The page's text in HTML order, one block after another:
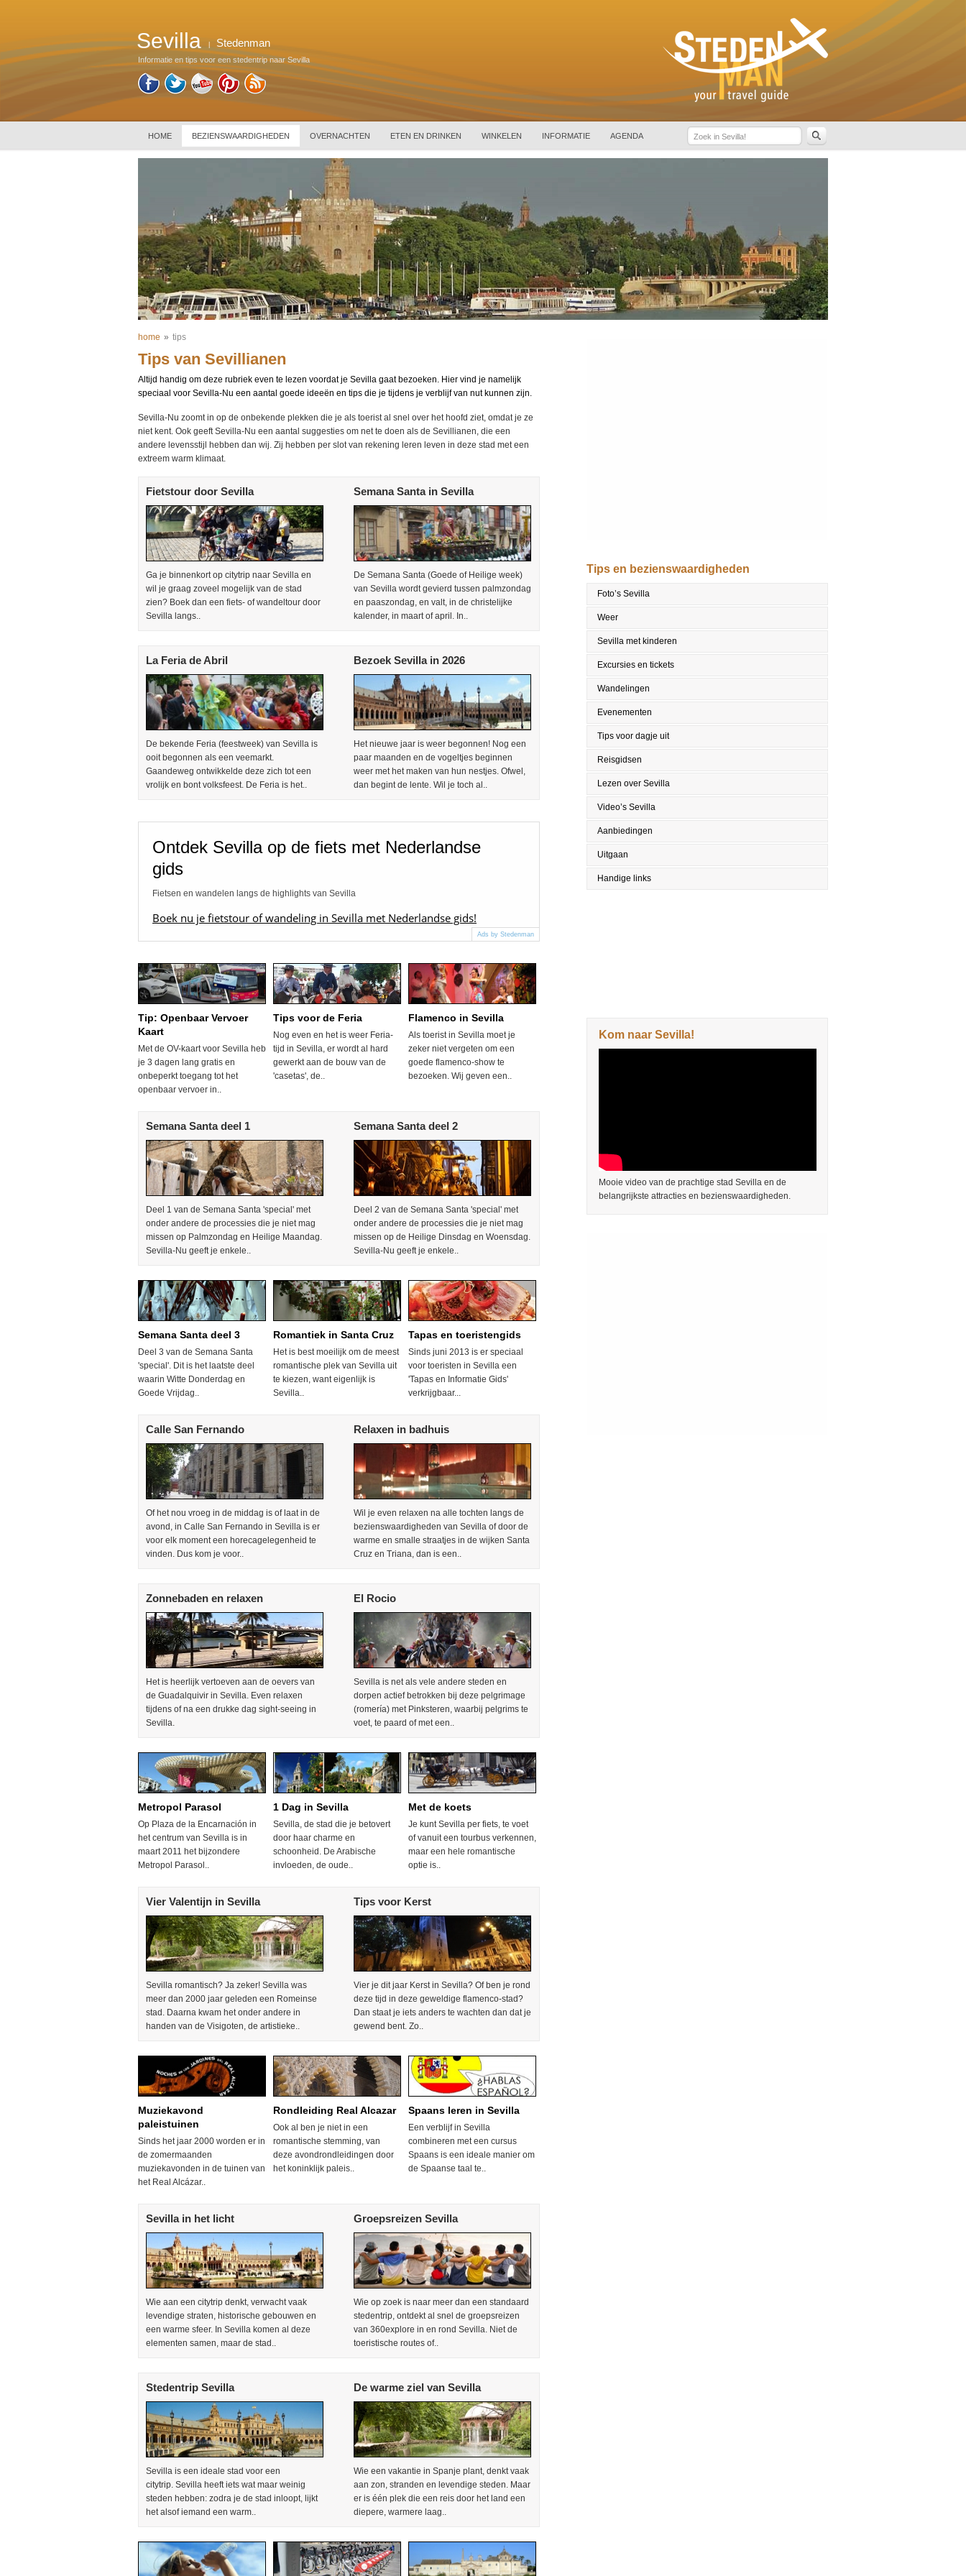
Sevilla Stedenman
Informatie en tips voor een stedentrip naar Sevilla
HOME BEZIENSWAARDIGHEDEN OVERNACHTEN ETEN EN DRINKEN WINKELEN INFORMATIE AGENDA
home » tips
Tips van Sevillianen
Altijd handig om deze rubriek even te lezen voordat je Sevilla gaat bezoeken. Hier vind je namelijk
speciaal voor Sevilla-Nu een aantal goede ideeën en tips die je tijdens je verblijf van nut kunnen zijn.
Sevilla-Nu zoomt in op de onbekende plekken die je als toerist al snel over het hoofd ziet, omdat je ze
niet kent. Ook geeft Sevilla-Nu een aantal suggesties om net te doen als de Sevillianen, die een
andere levensstijl hebben dan wij. Zij hebben per slot van rekening leren leven in deze stad met een
extreem warm klimaat.
Fietstour door Sevilla
Ga je binnenkort op citytrip naar Sevilla en
wil je graag zoveel mogelijk van de stad
zien? Boek dan een fiets- of wandeltour door
Sevilla langs..
Semana Santa in Sevilla
De Semana Santa (Goede of Heilige week)
van Sevilla wordt gevierd tussen palmzondag
en paaszondag, en valt, in de christelijke
kalender, in maart of april. In..
La Feria de Abril
De bekende Feria (feestweek) van Sevilla is
ooit begonnen als een veemarkt.
Gaandeweg ontwikkelde deze zich tot een
vrolijk en bont volksfeest. De Feria is het..
Bezoek Sevilla in 2026
Het nieuwe jaar is weer begonnen! Nog een
paar maanden en de vogeltjes beginnen
weer met het maken van hun nestjes. Ofwel,
dan begint de lente. Wil je toch al..
Ontdek Sevilla op de fiets met Nederlandse
gids
Fietsen en wandelen langs de highlights van Sevilla
Boek nu je fietstour of wandeling in Sevilla met Nederlandse gids!
Ads by Stedenman
Tip: Openbaar Vervoer
Kaart
Met de OV-kaart voor Sevilla heb
je 3 dagen lang gratis en
onbeperkt toegang tot het
openbaar vervoer in..
Tips voor de Feria
Nog even en het is weer Feria-
tijd in Sevilla, er wordt al hard
gewerkt aan de bouw van de
'casetas', de..
Flamenco in Sevilla
Als toerist in Sevilla moet je
zeker niet vergeten om een
goede flamenco-show te
bezoeken. Wij geven een..
Semana Santa deel 1
Deel 1 van de Semana Santa 'special' met
onder andere de processies die je niet mag
missen op Palmzondag en Heilige Maandag.
Sevilla-Nu geeft je enkele..
Semana Santa deel 2
Deel 2 van de Semana Santa 'special' met
onder andere de processies die je niet mag
missen op de Heilige Dinsdag en Woensdag.
Sevilla-Nu geeft je enkele..
Semana Santa deel 3
Deel 3 van de Semana Santa
'special'. Dit is het laatste deel
waarin Witte Donderdag en
Goede Vrijdag..
Romantiek in Santa Cruz
Het is best moeilijk om de meest
romantische plek van Sevilla uit
te kiezen, want eigenlijk is
Sevilla..
Tapas en toeristengids
Sinds juni 2013 is er speciaal
voor toeristen in Sevilla een
'Tapas en Informatie Gids'
verkrijgbaar...
Calle San Fernando
Of het nou vroeg in de middag is of laat in de
avond, in Calle San Fernando in Sevilla is er
voor elk moment een horecagelegenheid te
vinden. Dus kom je voor..
Relaxen in badhuis
Wil je even relaxen na alle tochten langs de
bezienswaardigheden van Sevilla of door de
warme en smalle straatjes in de wijken Santa
Cruz en Triana, dan is een..
Zonnebaden en relaxen
Het is heerlijk vertoeven aan de oevers van
de Guadalquivir in Sevilla. Even relaxen
tijdens of na een drukke dag sight-seeing in
Sevilla.
El Rocio
Sevilla is net als vele andere steden en
dorpen actief betrokken bij deze pelgrimage
(romería) met Pinksteren, waarbij pelgrims te
voet, te paard of met een..
Metropol Parasol
Op Plaza de la Encarnación in
het centrum van Sevilla is in
maart 2011 het bijzondere
Metropol Parasol..
1 Dag in Sevilla
Sevilla, de stad die je betovert
door haar charme en
schoonheid. De Arabische
invloeden, de oude..
Met de koets
Je kunt Sevilla per fiets, te voet
of vanuit een tourbus verkennen,
maar een hele romantische
optie is..
Vier Valentijn in Sevilla
Sevilla romantisch? Ja zeker! Sevilla was
meer dan 2000 jaar geleden een Romeinse
stad. Daarna kwam het onder andere in
handen van de Visigoten, de artistieke..
Tips voor Kerst
Vier je dit jaar Kerst in Sevilla? Of ben je rond
deze tijd in deze geweldige flamenco-stad?
Dan staat je iets anders te wachten dan dat je
gewend bent. Zo..
Muziekavond
paleistuinen
Sinds het jaar 2000 worden er in
de zomermaanden
muziekavonden in de tuinen van
het Real Alcázar..
Rondleiding Real Alcazar
Ook al ben je niet in een
romantische stemming, van
deze avondrondleidingen door
het koninklijk paleis..
Spaans leren in Sevilla
Een verblijf in Sevilla
combineren met een cursus
Spaans is een ideale manier om
de Spaanse taal te..
Sevilla in het licht
Wie aan een citytrip denkt, verwacht vaak
levendige straten, historische gebouwen en
een warme sfeer. In Sevilla komen al deze
elementen samen, maar de stad..
Groepsreizen Sevilla
Wie op zoek is naar meer dan een standaard
stedentrip, ontdekt al snel de groepsreizen
van 360explore in en rond Sevilla. Niet de
toeristische routes of..
Stedentrip Sevilla
Sevilla is een ideale stad voor een
citytrip. Sevilla heeft iets wat maar weinig
steden hebben: zodra je de stad inloopt, lijkt
het alsof iemand een warm..
De warme ziel van Sevilla
Wie een vakantie in Spanje plant, denkt vaak
aan zon, stranden en levendige steden. Maar
er is één plek die een reis door het land een
diepere, warmere laag..
Tips en bezienswaardigheden
Foto’s Sevilla
Weer
Sevilla met kinderen
Excursies en tickets
Wandelingen
Evenementen
Tips voor dagje uit
Reisgidsen
Lezen over Sevilla
Video’s Sevilla
Aanbiedingen
Uitgaan
Handige links
Kom naar Sevilla!
Mooie video van de prachtige stad Sevilla en de
belangrijkste attracties en bezienswaardigheden.